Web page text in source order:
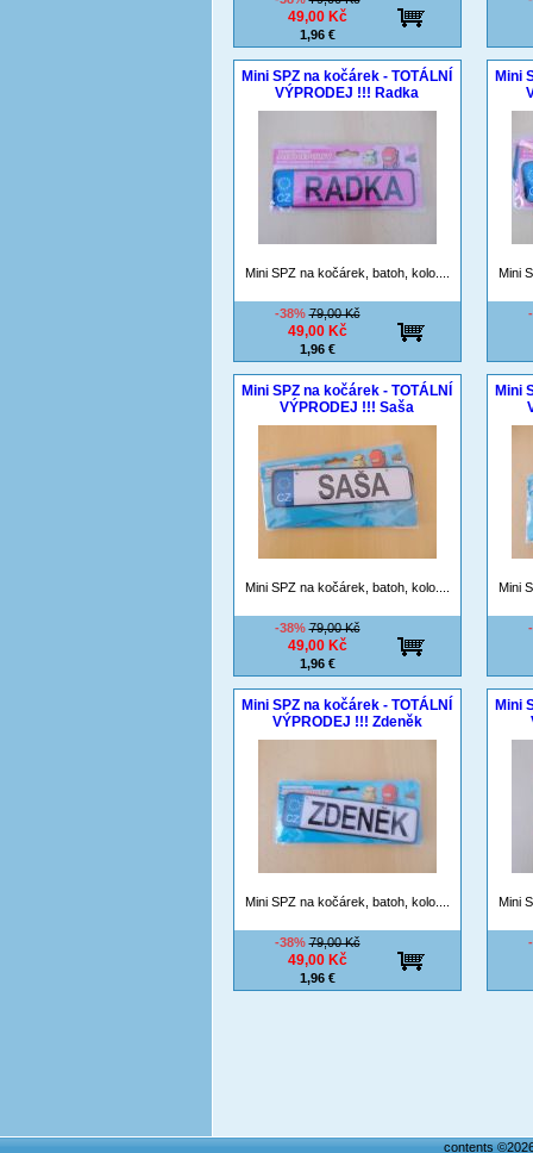
49,00 Kč
1,96 €
Mini SPZ na kočárek - TOTÁLNÍ
VÝPRODEJ !!! Radka
Mini SPZ na kočárek, batoh, kolo....
-38%79,00 Kč
49,00 Kč
1,96 €
Mini
Mini
Mini SPZ na kočárek - TOTÁLNÍ
VÝPRODEJ !!! Saša
Mini SPZ na kočárek, batoh, kolo....
-38%79,00 Kč
49,00 Kč
1,96 €
Mini
Mini
Mini SPZ na kočárek - TOTÁLNÍ
VÝPRODEJ !!! Zdeněk
Mini SPZ na kočárek, batoh, kolo....
-38%79,00 Kč
49,00 Kč
1,96 €
Mini
Mini
contents